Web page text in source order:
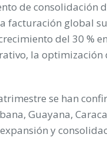
de consolidación
facturación global
del 30 %
la optimización
se han
Guayana,
y